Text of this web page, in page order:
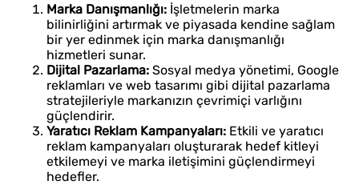
Marka Danışmanlığı: İşletmelerin marka
bilinirliğini artırmak ve piyasada kendine sağlam
bir yer edinmek için marka danışmanlığı
hizmetleri sunar.
Dijital Pazarlama: Sosyal medya yönetimi, Google
reklamları ve web tasarımı gibi dijital pazarlama
stratejileriyle markanızın çevrimiçi varlığını
güçlendirir.
Yaratıcı Reklam Kampanyaları: Etkili ve yaratıcı
reklam kampanyaları oluşturarak hedef kitleyi
etkilemeyi ve marka iletişimini güçlendirmeyi
hedefler.